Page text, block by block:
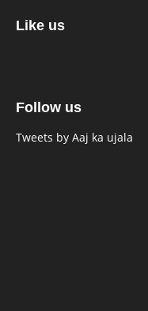
Like us
Follow us
Tweets by Aaj ka ujala